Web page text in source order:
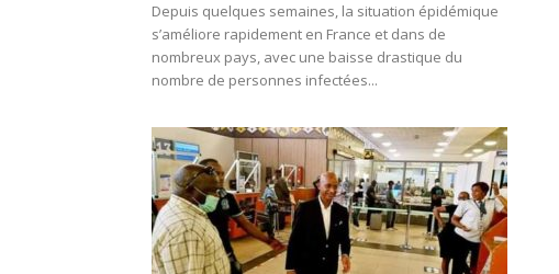
Depuis quelques semaines, la situation épidémique
s’améliore rapidement en France et dans de
nombreux pays, avec une baisse drastique du
nombre de personnes infectées...